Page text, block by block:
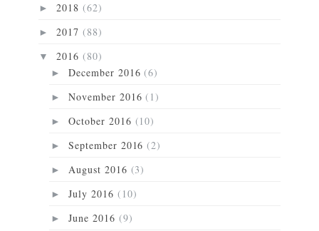
► 2018 (62)
► 2017 (88)
▼ 2016 (80)
► December 2016(6)
► November 2016(1)
► October 2016 (10)
► September 2016(2)
► August 2016 (3)
► July 2016 (10)
► June 2016 (9)